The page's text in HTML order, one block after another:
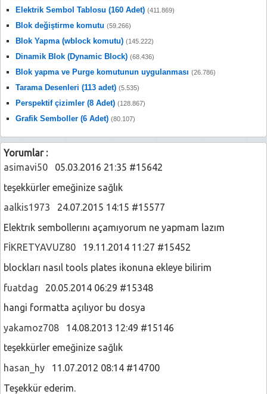
Elektrik Sembol Tablosu (160 Adet) (411.869)
Blok değiştirme komutu (59.266)
Blok Yapma (wblock komutu) (145.222)
Dinamik Blok (Dynamic Block) (68.436)
Blok yapma ve Purge komutunun uygulanması (26.786)
Tarama Desenleri (113 adet) (5.535)
Perspektif çizimler (8 Adet) (128.867)
Grafik Semboller (6 Adet) (80.107)
Yorumlar :
asimavi50 05.03.2016 21:35 #15642
teşekkürler emeğinize sağlık
aalkis1973 24.07.2015 14:15 #15577
Elektrık sembollerını açamıyorum ne yapmam lazım
FİKRETYAVUZ80 19.11.2014 11:27 #15452
blockları nasıl tools plates ikonuna ekleye bilirim
fuatdag 20.05.2014 06:29 #15348
hangi formatta açılıyor bu dosya
yakamoz708 14.08.2013 12:49 #15146
teşekkürler emeğinize sağlık
hasan_hy 11.07.2012 08:14 #14700
Teşekkür ederim.